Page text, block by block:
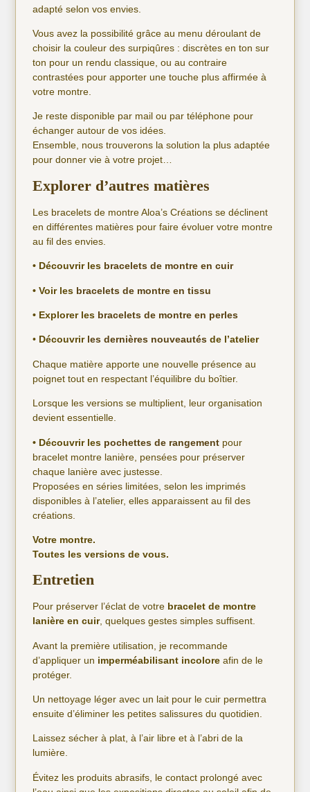
adapté selon vos envies.
Vous avez la possibilité grâce au menu déroulant de
choisir la couleur des surpiqûres : discrètes en ton sur
ton pour un rendu classique, ou au contraire
contrastées pour apporter une touche plus affirmée à
votre montre.
Je reste disponible par mail ou par téléphone pour
échanger autour de vos idées.
Ensemble, nous trouverons la solution la plus adaptée
pour donner vie à votre projet…
Explorer d’autres matières
Les bracelets de montre Aloa’s Créations se déclinent
en différentes matières pour faire évoluer votre montre
au fil des envies.
• Découvrir les bracelets de montre en cuir
• Voir les bracelets de montre en tissu
• Explorer les bracelets de montre en perles
• Découvrir les dernières nouveautés de l’atelier
Chaque matière apporte une nouvelle présence au
poignet tout en respectant l’équilibre du boîtier.
Lorsque les versions se multiplient, leur organisation
devient essentielle.
• Découvrir les pochettes de rangement pour
bracelet montre lanière, pensées pour préserver
chaque lanière avec justesse.
Proposées en séries limitées, selon les imprimés
disponibles à l’atelier, elles apparaissent au fil des
créations.
Votre montre.
Toutes les versions de vous.
Entretien
Pour préserver l’éclat de votre bracelet de montre
lanière en cuir, quelques gestes simples suffisent.
Avant la première utilisation, je recommande
d’appliquer un imperméabilisant incolore afin de le
protéger.
Un nettoyage léger avec un lait pour le cuir permettra
ensuite d’éliminer les petites salissures du quotidien.
Laissez sécher à plat, à l’air libre et à l’abri de la
lumière.
Évitez les produits abrasifs, le contact prolongé avec